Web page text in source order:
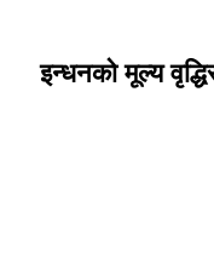
इन्धनको मूल्य